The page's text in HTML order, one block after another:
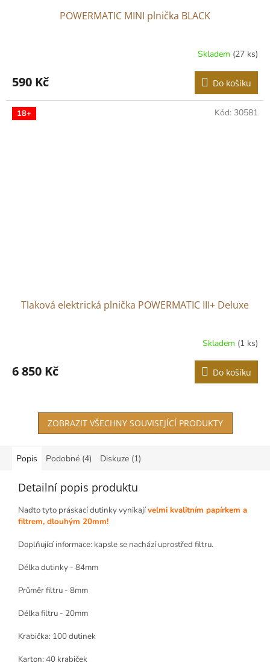
POWERMATIC MINI plnička BLACK
produktu
je
3,2
Skladem (27 ks)
590 Kč Do košíku
18+
Tlaková elektrická plnička POWERMATIC III+ Deluxe
Skladem (1 ks)
6 850 Kč Do košíku
Kód: 30581
ZOBRAZIT VŠECHNY SOUVISEJÍCÍ PRODUKTY
Popis Podobné (4) Diskuze (1)
Detailní popis produktu
Nadto tyto práskací dutinky vynikajívelmi kvalitním papírkem a
filtrem, dlouhým 20mm!
Doplňující informace: kapsle se nachází uprostřed filtru.
Délka dutinky - 84mm
Průměr filtru - 8mm
Délka filtru - 20mm
Krabička: 100 dutinek
Karton: 40 krabiček